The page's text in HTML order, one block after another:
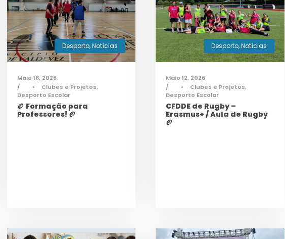
Desporto, Notícias
Maio 18, 2026
•
Clubes e Projetos,
Desporto Escolar
🏉 Formação para
Professores! 🏉
Desporto,Notícias
Maio 12, 2026
•
Clubes e Projetos,
Desporto Escolar
CFDDE de Rugby –
Erasmus+ / Aula de Rugby
🏉